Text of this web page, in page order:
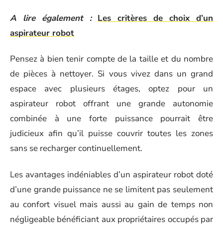
A lire également : Les critères de choix d’un
aspirateur robot
Pensez à bien tenir compte de la taille et du nombre
de pièces à nettoyer. Si vous vivez dans un grand
espace avec plusieurs étages, optez pour un
aspirateur robot offrant une grande autonomie
combinée à une forte puissance pourrait être
judicieux afin qu’il puisse couvrir toutes les zones
sans se recharger continuellement.
Les avantages indéniables d’un aspirateur robot doté
d’une grande puissance ne se limitent pas seulement
au confort visuel mais aussi au gain de temps non
négligeable bénéficiant aux propriétaires occupés par